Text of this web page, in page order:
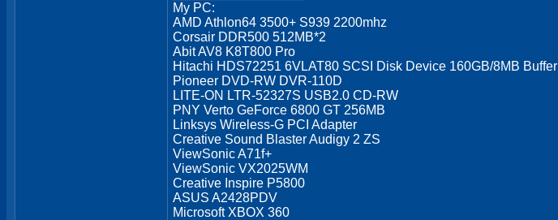
My PC:
AMD Athlon64 3500+ S939 2200mhz
Corsair DDR500 512MB*2
Abit AV8 K8T800 Pro
Hitachi HDS72251 6VLAT80 SCSI Disk Device 160GB/8MB Buffer
Pioneer DVD-RW DVR-110D
LITE-ON LTR-52327S USB2.0 CD-RW
PNY Verto GeForce 6800 GT 256MB
Linksys Wireless-G PCI Adapter
Creative Sound Blaster Audigy 2 ZS
ViewSonic A71f+
ViewSonic VX2025WM
Creative Inspire P5800
ASUS A2428PDV
Microsoft XBOX 360